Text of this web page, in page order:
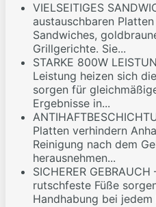
VIELSEITIGES
austauschbaren
Sandwiches,
Grillgerichte. Sie...
STARKE 800W
Leistung heizen sich
sorgen für
Ergebnisse in...
Platten verhindern
Reinigung nach dem
herausnehmen...
SICHERER
rutschfeste Füße
Handhabung bei jedem